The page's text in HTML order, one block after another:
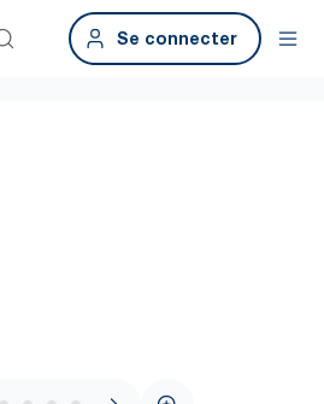
Se connecter